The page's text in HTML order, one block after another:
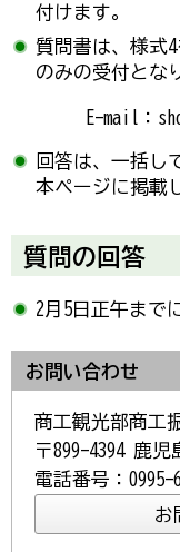
付けます。
質問書は、様式
のみの受付とな
E-mail：
回答は、一括し
本ページに掲載
質問の回答
2月5日正午まで
お問い合わせ
商工観光部商工
〒899-4394 鹿児
電話番号：0995-